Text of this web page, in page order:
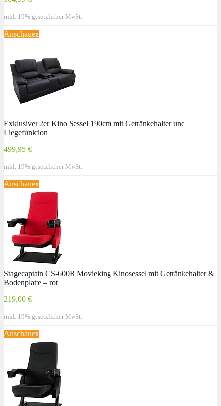
inkl. 19% gesetzlicher MwSt.
Anschauen
Exklusiver 2er Kino Sessel 190cm mit Getränkehalter und
Liegefunktion
499,95 €
inkl. 19% gesetzlicher MwSt.
Anschauen
Stagecaptain CS-600R Movieking Kinosessel mit Getränkehalter &
Bodenplatte – rot
219,00 €
inkl. 19% gesetzlicher MwSt.
Anschauen